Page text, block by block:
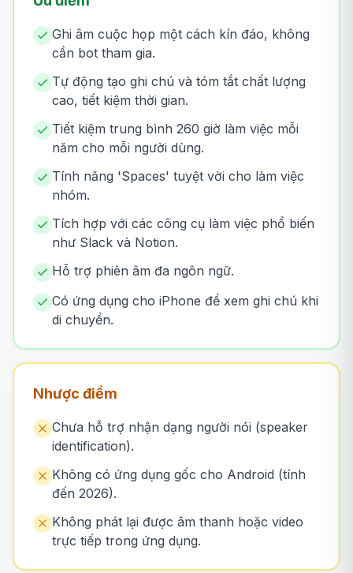
Ghi âm cuộc họp một cách kín đáo, không
cần bot tham gia.
Tự động tạo ghi chú và tóm tắt chất lượng
cao, tiết kiệm thời gian.
Tiết kiệm trung bình 260 giờ làm việc mỗi
năm cho mỗi người dùng.
Tính năng 'Spaces' tuyệt vời cho làm việc
nhóm.
Tích hợp với các công cụ làm việc phổ biến
như Slack và Notion.
Hỗ trợ phiên âm đa ngôn ngữ.
Có ứng dụng cho iPhone để xem ghi chú khi
di chuyển.
Nhược điểm
Chưa hỗ trợ nhận dạng người nói (speaker
identification).
Không có ứng dụng gốc cho Android (tính
đến 2026).
Không phát lại được âm thanh hoặc video
trực tiếp trong ứng dụng.